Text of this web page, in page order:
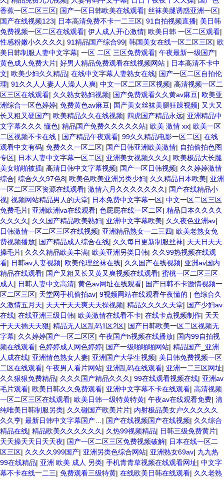
香蕉一区二区三区| 国产一区日韩欧美在线观看| 丝袜美腿诱惑亚洲一区|
国产在线视频123| 日本高清免费不卡一二三区| 91自拍视频直播| 美日韩
免费视频一区二区在线观看| 伊人成人开心激情| 欧美日韩 一区二区观看|
性感粉嫩小久久久久 | 91精品国产综合99| 韩国美女在线一区二区三区| 欧
美日韩制服人妻中文字幕| 一区 二区 三区免费观看| 午夜最新一级国产|
黄色成人免费大片| 好男人精品免费观看在线视频网站 | 日本高清不卡中
文| 欧美少妇久久精品| 在线中文字幕人妻熟女在线| 国产一区二区自拍伦
理| 91久久人人妻人人澡人人爽| 中文一区二区三区视频| 高清视频一区二
区三区在线观看| 久久熟女熟妇视频| 国产免费观看久久黄av麻豆| 欧美亚
洲综合一区色婷婷| 免费黄色av麻豆| 国产美女丝袜美腿狂躁视频| 又大又
长又粗又硬国产| 欧美精品久久在线视频| 四虎国产精品永远| 亚洲精品中
文字幕久久久 懂色| 精品国产免费久久久久久站| 欧美 激情 xx| 欧美一区
二区视频不卡在线 | 国产精品午夜观看| 99久久精品电影一区二区| 在线
观看中文有码| 免费久久一区二区| 国产日韩亚洲欧美激情| 自拍偷拍色图
专区| 日本人妻中文字幕一区二区| 亚洲美女视频久久久 | 欧美极品大长腿
美女啪啪被插| 高清日韩中文字幕视频| 国产一区日韩视频| 久久婷婷激情
综合| 综合久久97色8| 欧美色欧美亚洲另类少妇| 久久精品日本欧美| 亚洲
一区二区三区资源在线观看| 激情六月久久久久久久久 | 国产在线精品小
视| 视频网站精品男人的天堂| 日本免费中文字幕一区| 中文一区二区三区
免费毛片| 亚洲欧洲va在线观看| 色屁屁在线一区二区| 精品日本久久久久
久久久久 | 久久国产精品欧美熟妇| 亚洲中文字幕欧美| 久久夜色亚洲av|
日韩激情一区二区三区在线视频| 亚洲精品熟女一二三四| 欧美老熟女免
费视频播放| 国产精品成人综合在线| 久久每日更新制服丝袜| 天天日天天
操毛片| 久久久精品欧美丰满| 欧美亚洲另类日韩| 久久99热视频在线观
看| 日韩av人妻视频| 欧美伦理丝袜在线| 久久国产在线视频| 亚洲av国内
精品在线观看| 国产又粗又长又黄又爽视频在线观看| 蜜桃一区二区三区
成人 | 日韩人妻中文高清| 黄色av网址在线观看| 国产日韩不卡激情视频一
区二区三区| 天堂网手机偷拍av| 9视频网站在线观看午夜懂的 | 色综合久
久激情五月天| 天天干天天爽天天操视频| 精品久久久久天堂| 国产少妇av
在线| 在线亚洲三级日韩| 欧美激情在线看不卡| 在线卡点视频制作| 天天
干天天插天天狠| 精品无人区乱码1区2区| 国产日韩欧美一区二区视频无
字幕| 久久婷婷国产一区二区区| 午夜国产h视频在线播放| 国内99自拍视
频在线观看| 色婷婷成人网色婷婷| 国产一级啪啪啪网站| 精品国产_亚洲
人成在线| 亚洲情色熟女人妻| 亚洲国产大学生视频| 美日韩免费视频一区
二区在线观看| 午夜男人看片网站| 亚洲乱码在线观看| 亚洲一二三区网址|
久久狠狠免费精品| 久久久国产精品久久久 | 99在线观看视频在线| 亚洲av
毛片观看| 欧美日韩久久免费观看| 亚洲中文字幕不卡在线观看| 高清视频
一区二区三区在线观看| 欧美日韩一级特黄特黄| 午夜av在线观看免费| 清
纯唯美日韩制服另类| 久久碰国产欧美片片| 内射极品美女户久久久久久
久久亨| 最新日韩中文字幕国产… | 国产在线视频国产在线视频| 久久综合
精品在线| 精品欧美久久久久久久 | 久热99视频精品| 日韩三级免费黄片|
天天操天天日天天夜| 国产一区二区三区免费视频破解| 日本在线一区二
区三区| 久久久久999国产| 亚洲另类色综合网站| 亚洲熟女69av| 九九热
99在线精品| 亚洲 欧美 成人 另类| 手机青青草视频在线观看网址| 中文字
幕不卡在线一二三| 免费观看三级特黄| 在线欧美日韩在线观看| 久久老熟